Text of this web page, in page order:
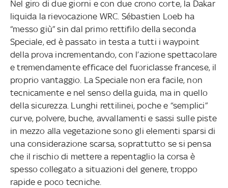
Nel giro di due giorni e con due crono corte, la Dakar
liquida la rievocazione WRC. Sébastien Loeb ha
“messo giù” sin dal primo rettifilo della seconda
Speciale, ed è passato in testa a tutti i waypoint
della prova incrementando, con l’azione spettacolare
e tremendamente efficace del fuoriclasse francese, il
proprio vantaggio. La Speciale non era facile, non
tecnicamente e nel senso della guida, ma in quello
della sicurezza. Lunghi rettilinei, poche e “semplici”
curve, polvere, buche, avvallamenti e sassi sulle piste
in mezzo alla vegetazione sono gli elementi sparsi di
una considerazione scarsa, soprattutto se si pensa
che il rischio di mettere a repentaglio la corsa è
spesso collegato a situazioni del genere, troppo
rapide e poco tecniche.